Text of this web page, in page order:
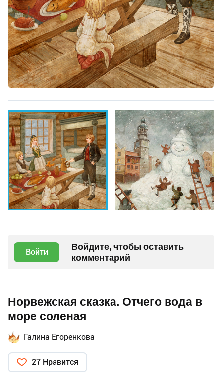
Войти
Войдите, чтобы оставить
комментарий
Норвежская сказка. Отчего вода в
море соленая
Галина Егоренкова
27 Нравится